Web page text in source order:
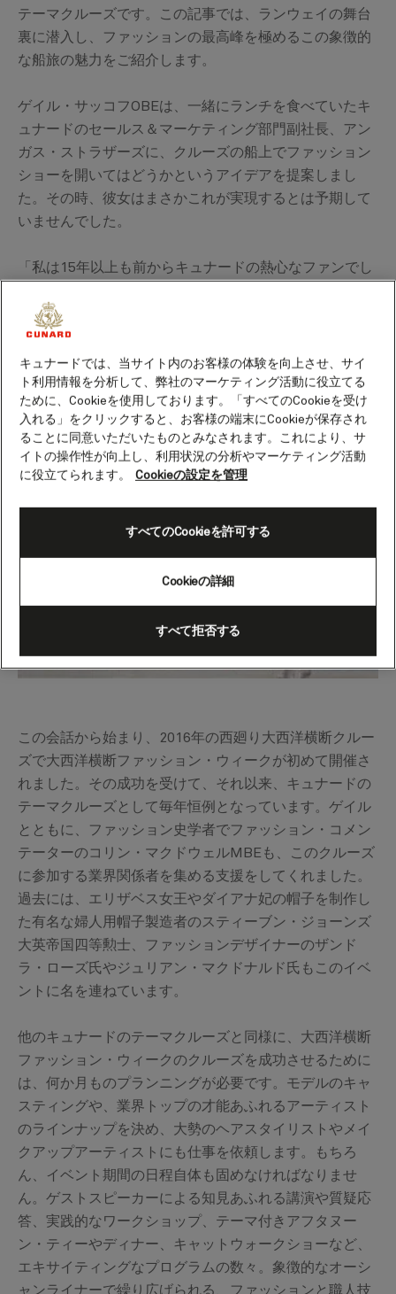
テーマクルーズです。この記事では、ランウェイの舞台
裏に潜入し、ファッションの最高峰を極めるこの象徴的
な船旅の魅力をご紹介します。
ゲイル・サッコフOBEは、一緒にランチを食べていたキ
ュナードのセールス＆マーケティング部門副社長、アン
ガス・ストラザーズに、クルーズの船上でファッション
ショーを開いてはどうかというアイデアを提案しまし
た。その時、彼女はまさかこれが実現するとは予期して
いませんでした。
「私は15年以上も前からキュナードの熱心なファンでし
熱く語ります。「ある日、アンガスとリー・パウエル
（ブランド・商品開発部門副社長）と一緒にランチをと
っていた時に、大西洋を横断してニューヨークに向かう
クイーン・メリー2はファッションイベントを開催する
のに最適な会場なのではないかと提案しました。2人は
大賛成し、企画を私に任せてもいいかと尋ねました。」
この会話から始まり、2016年の西廻り大西洋横断クルー
ズで大西洋横断ファッション・ウィークが初めて開催さ
れました。その成功を受けて、それ以来、キュナードの
テーマクルーズとして毎年恒例となっています。ゲイル
とともに、ファッション史学者でファッション・コメン
テーターのコリン・マクドウェルMBEも、このクルーズ
に参加する業界関係者を集める支援をしてくれました。
過去には、エリザベス女王やダイアナ妃の帽子を制作し
た有名な婦人用帽子製造者のスティーブン・ジョーンズ
大英帝国四等勲士、ファッションデザイナーのザンド
ラ・ローズ氏やジュリアン・マクドナルド氏もこのイベ
ントに名を連ねています。
他のキュナードのテーマクルーズと同様に、大西洋横断
ファッション・ウィークのクルーズを成功させるために
は、何か月ものプランニングが必要です。モデルのキャ
スティングや、業界トップの才能あふれるアーティスト
のラインナップを決め、大勢のヘアスタイリストやメイ
クアップアーティストにも仕事を依頼します。もちろ
ん、イベント期間の日程自体も固めなければなりませ
ん。ゲストスピーカーによる知見あふれる講演や質疑応
答、実践的なワークショップ、テーマ付きアフタヌー
ン・ティーやディナー、キャットウォークショーなど、
エキサイティングなプログラムの数々。象徴的なオーシ
ャンライナーで繰り広げられる、ファッションと職人技
キュナードでは、当サイト内のお客様の体験を向上させ、サイ
ト利用情報を分析して、弊社のマーケティング活動に役立てる
ために、Cookieを使用しております。「すべてのCookieを受け
入れる」をクリックすると、お客様の端末にCookieが保存され
ることに同意いただいたものとみなされます。これにより、サ
イトの操作性が向上し、利用状況の分析やマーケティング活動
に役立てられます。
Cookieの設定を管理
Cookieの詳細
すべて拒否する
すべてのCookieを許可する